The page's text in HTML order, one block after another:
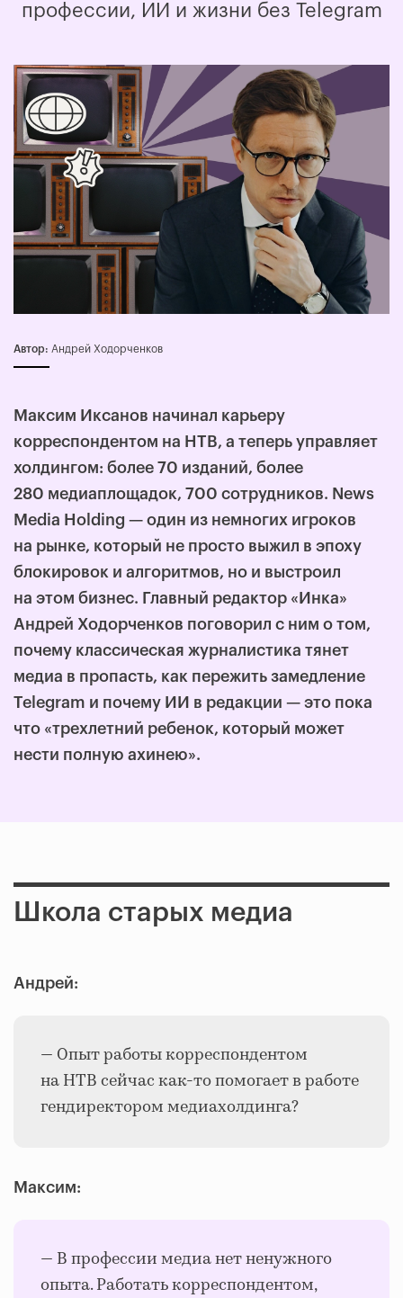
профессии, ИИ и жизни без Telegram
Автор: Андрей Ходорченков
Максим Иксанов начинал карьеру
корреспондентом на НТВ, а теперь управляет
холдингом: более 70 изданий, более
280 медиаплощадок, 700 сотрудников. News
Media Holding — один из немногих игроков
на рынке, который не просто выжил в эпоху
блокировок и алгоритмов, но и выстроил
на этом бизнес. Главный редактор «Инка»
Андрей Ходорченков поговорил с ним о том,
почему классическая журналистика тянет
медиа в пропасть, как пережить замедление
Telegram и почему ИИ в редакции — это пока
что «трехлетний ребенок, который может
нести полную ахинею».
Школа старых медиа
Андрей:
— Опыт работы корреспондентом
на НТВ сейчас как-то помогает в работе
гендиректором медиахолдинга?
Максим:
— В профессии медиа нет ненужного
опыта. Работать корреспондентом,